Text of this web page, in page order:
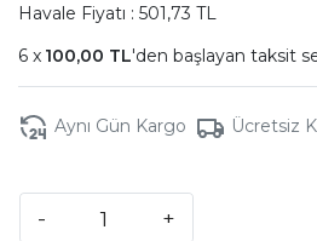
Havale Fiyatı : 501,73 TL
100,00 TL'den başlayan taksit
Aynı Gün Kargo Ücretsiz
- +